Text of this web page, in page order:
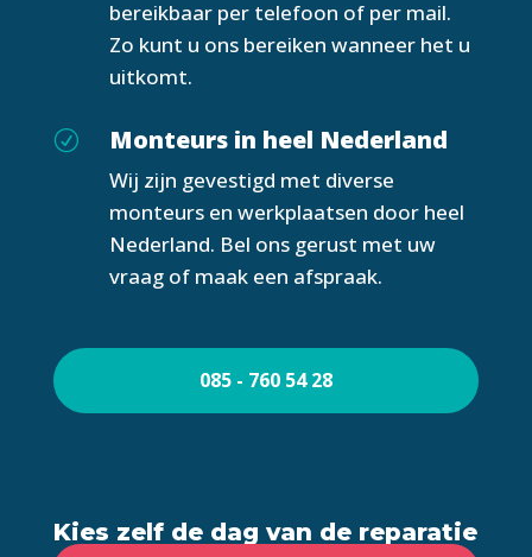
bereikbaar per telefoon of per mail.
Zo kunt u ons bereiken wanneer het u
uitkomt.
R Monteurs in heel Nederland
Wij zijn gevestigd met diverse
monteurs en werkplaatsen door heel
Nederland. Bel ons gerust met uw
vraag of maak een afspraak.
085 - 760 54 28
Kies zelf de dag van de reparatie